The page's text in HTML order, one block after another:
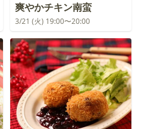
爽やかチキン南蛮
3/21 (火) 19:00〜20:00